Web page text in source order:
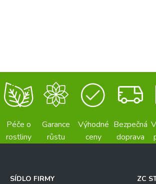
Péče o
rostliny
Garance
růstu
Výhodné
ceny
Bezpečná
doprava
SÍDLO FIRMY
ZC